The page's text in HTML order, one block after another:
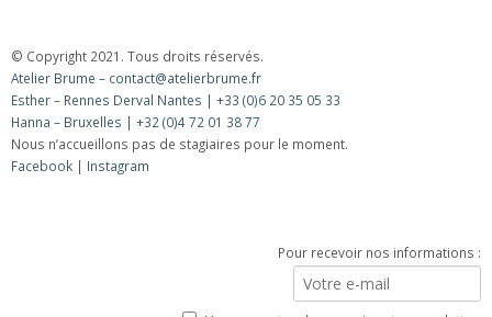
© Copyright 2021. Tous droits réservés.
Atelier Brume – contact@atelierbrume.fr
Esther – Rennes Derval Nantes | +33 (0)6 20 35 05 33
Hanna – Bruxelles | +32 (0)4 72 01 38 77
Nous n’accueillons pas de stagiaires pour le moment.
Facebook | Instagram
Pour recevoir nos informations :